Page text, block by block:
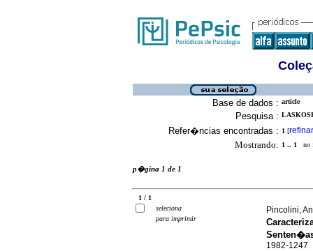
Base de dados : article
Pesquisa :
Refer�ncias encontradas : 1 [refinar
Mostrando: 1 .. 1 no
p�gina 1 de 1
1 / 1
seleciona
para imprimir
Pincolini,
1982-1247